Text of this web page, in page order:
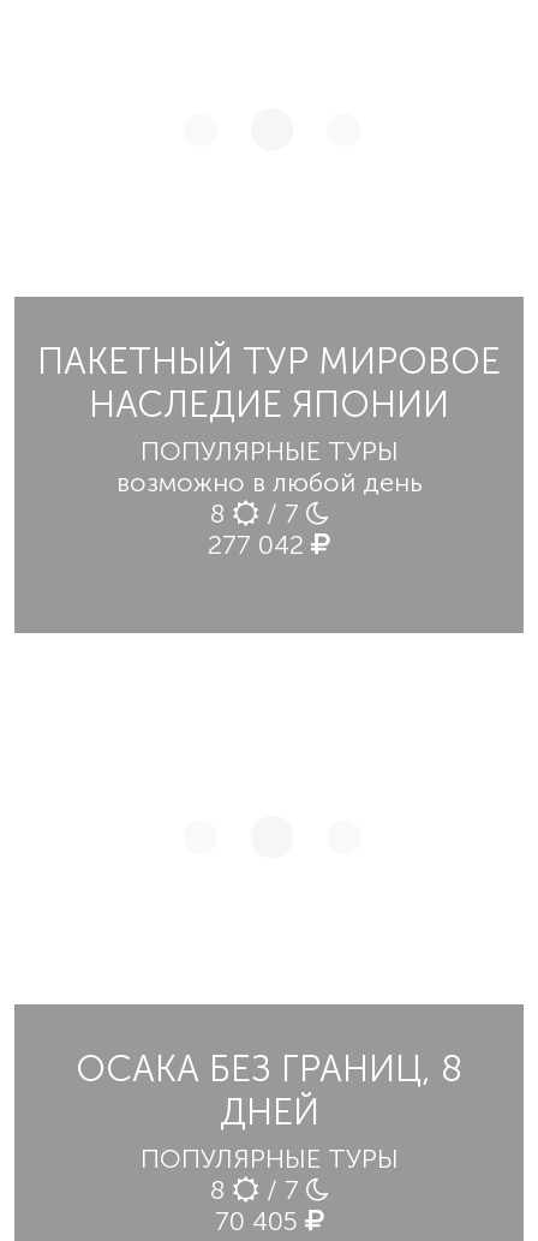
ПАКЕТНЫЙ ТУР МИРОВОЕ
НАСЛЕДИЕ ЯПОНИИ
ПОПУЛЯРНЫЕ ТУРЫ
возможно в любой день
8
/ 7
277 042
ОСАКА БЕЗ ГРАНИЦ, 8
ДНЕЙ
ПОПУЛЯРНЫЕ ТУРЫ
8
/ 7
70 405